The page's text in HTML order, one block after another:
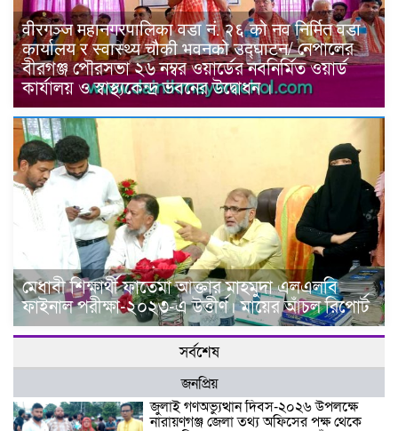
वीरगञ्ज महानगरपालिका वडा नं. २६ को नव निर्मित वडा
कार्यालय र स्वास्थ्य चौकी भवनको उद्घाटन/ নেপালের
বীরগঞ্জ পৌরসভা ২৬ নম্বর ওয়ার্ডের নবনির্মিত ওয়ার্ড
কার্যালয় ও স্বাস্থ্যকেন্দ্র ভবনের উদ্বোধন ।
মেধাবী শিক্ষার্থী ফাতেমা আক্তার মাহমুদা এলএলবি
ফাইনাল পরীক্ষা-২০২৩-এ উত্তীর্ণ। মায়ের আঁচল রিপোর্ট
সর্বশেষ
জনপ্রিয়
জুলাই গণঅভ্যুত্থান দিবস-২০২৬ উপলক্ষে
নারায়ণগঞ্জ জেলা তথ্য অফিসের পক্ষ থেকে